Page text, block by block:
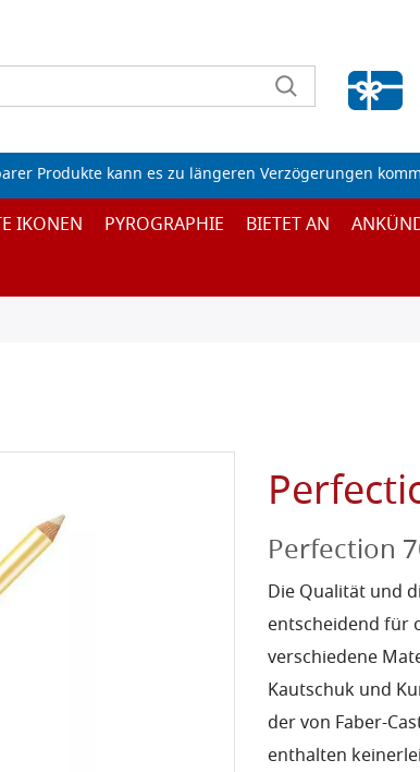
Wunschliste leeren
Produkte kann es zu längeren Verzögerungen
IKONEN PYROGRAPHIE BIETET AN
Perfection
Die Qualität und
entscheidend für
verschiedene
Kautschuk und
der von Faber-
enthalten